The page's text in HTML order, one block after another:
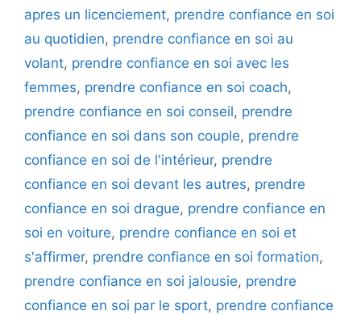
apres un licenciement, prendre confiance en soi
au quotidien, prendre confiance en soi au
volant, prendre confiance en soi avec les
femmes, prendre confiance en soi coach,
prendre confiance en soi conseil, prendre
confiance en soi dans son couple, prendre
confiance en soi de l'intérieur, prendre
confiance en soi devant les autres, prendre
confiance en soi drague, prendre confiance en
soi en voiture, prendre confiance en soi et
s'affirmer, prendre confiance en soi formation,
prendre confiance en soi jalousie, prendre
confiance en soi par le sport, prendre confiance